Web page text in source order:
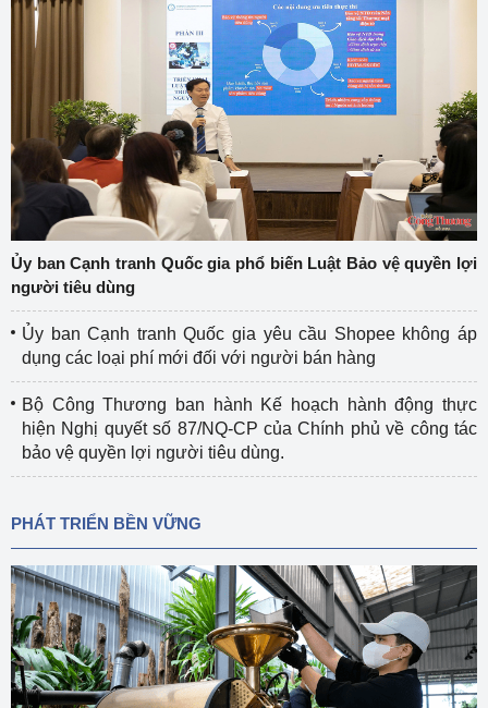
Ủy ban Cạnh tranh Quốc gia phổ biến Luật Bảo vệ quyền lợi
người tiêu dùng
Ủy ban Cạnh tranh Quốc gia yêu cầu Shopee không áp
dụng các loại phí mới đối với người bán hàng
Bộ Công Thương ban hành Kế hoạch hành động thực
hiện Nghị quyết số 87/NQ-CP của Chính phủ về công tác
bảo vệ quyền lợi người tiêu dùng.
PHÁT TRIỂN BỀN VỮNG